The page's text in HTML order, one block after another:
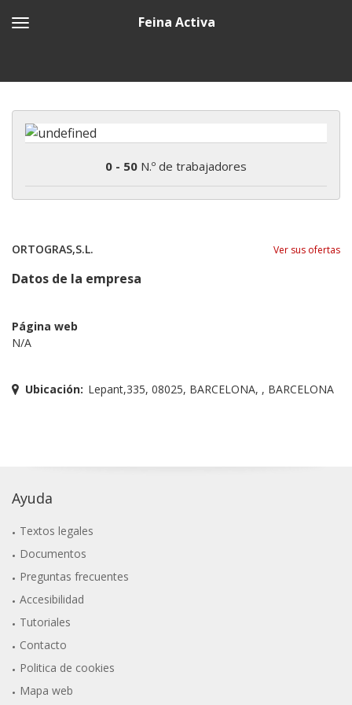
Feina Activa
0 - 50 N.º de trabajadores
ORTOGRAS,S.L. Ver sus ofertas
Datos de la empresa
Página web
N/A
Ubicación: Lepant,335, 08025, BARCELONA, , BARCELONA
Ayuda
Textos legales
Documentos
Preguntas frecuentes
Accesibilidad
Tutoriales
Contacto
Politica de cookies
Mapa web